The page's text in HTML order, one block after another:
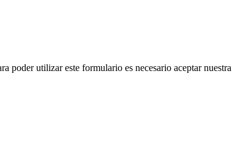
poder utilizar este formulario es necesario aceptar